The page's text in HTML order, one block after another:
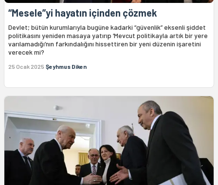
“Mesele”yi hayatın içinden çözmek
Devlet; bütün kurumlarıyla bugüne kadarki “güvenlik” eksenli şiddet
politikasını yeniden masaya yatırıp ‘Mevcut politikayla artık bir yere
varılamadığı’nın farkındalığını hissettiren bir yeni düzenin işaretini
verecek mi?
25 Ocak 2025 Şeyhmus Diken